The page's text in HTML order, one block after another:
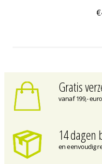
Gratis
vanaf 199,-
14 dagen
en eenvoudig